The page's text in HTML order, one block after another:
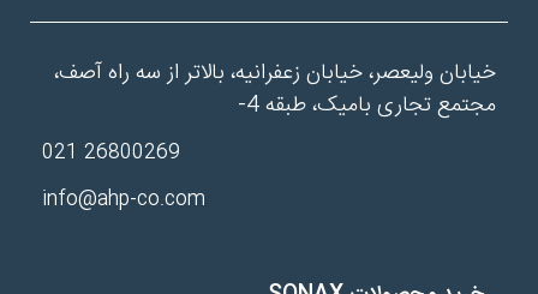
خیابان ولیعصر، خیابان زعفرانیه، بالاتر از سه راه آصف،
مجتمع تجاری بامیک، طبقه 4-
26800269 021
info@ahp-co.com